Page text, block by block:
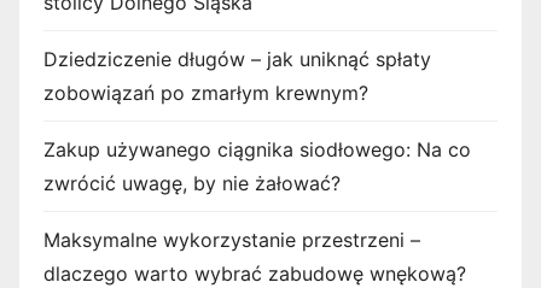
Dziedziczenie długów – jak uniknąć spłaty
zobowiązań po zmarłym krewnym?
Zakup używanego ciągnika siodłowego: Na co
zwrócić uwagę, by nie żałować?
Maksymalne wykorzystanie przestrzeni –
dlaczego warto wybrać zabudowę wnękową?